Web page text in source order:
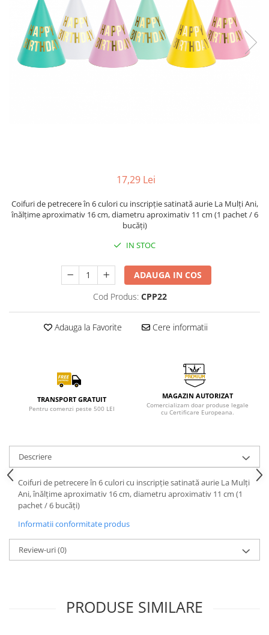
17,29 Lei
Coifuri de petrecere în 6 culori cu inscripție satinată aurie La Mulți Ani,
înălțime aproximativ 16 cm, diametru aproximativ 11 cm (1 pachet / 6
bucăți)
IN STOC
ADAUGA IN COS
Cod Produs: CPP22
Adauga la Favorite Cere informatii
TRANSPORT GRATUIT
Pentru comenzi peste 500 LEI
MAGAZIN AUTORIZAT
Comercializam doar produse legale
cu Certificare Europeana.
Descriere
Coifuri de petrecere în 6 culori cu inscripție satinată aurie La Mulți
Ani, înălțime aproximativ 16 cm, diametru aproximativ 11 cm (1
pachet / 6 bucăți)
Informatii conformitate produs
Review-uri(0)
PRODUSE SIMILARE